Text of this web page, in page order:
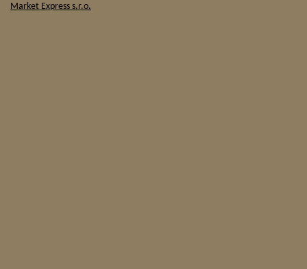
Market Express s.r.o.